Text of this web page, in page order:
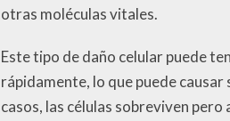
otras moléculas vitales.
Este tipo de daño celular puede
rápidamente, lo que puede
casos, las células sobreviven